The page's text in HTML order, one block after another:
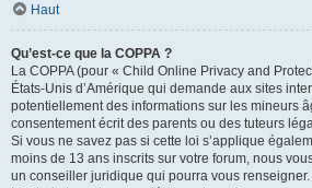
Haut
Qu’est-ce que la COPPA ?
La COPPA (pour « Child Online Privacy and
États-Unis d’Amérique qui demande aux sites
potentiellement des informations sur les mineurs
consentement écrit des parents ou des tuteurs
Si vous ne savez pas si cette loi s’applique
moins de 13 ans inscrits sur votre forum, nous
un conseiller juridique qui pourra vous